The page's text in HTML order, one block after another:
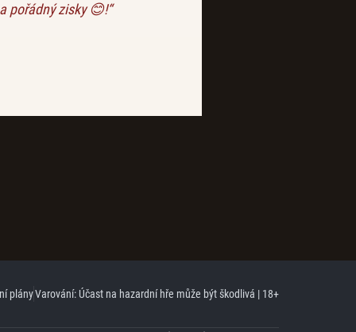
pořádný zisky 😊!“
plányVarování: Účast na hazardní hře může být škodlivá | 18+